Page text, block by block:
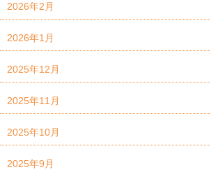
2026年2月
2026年1月
2025年12月
2025年11月
2025年10月
2025年9月